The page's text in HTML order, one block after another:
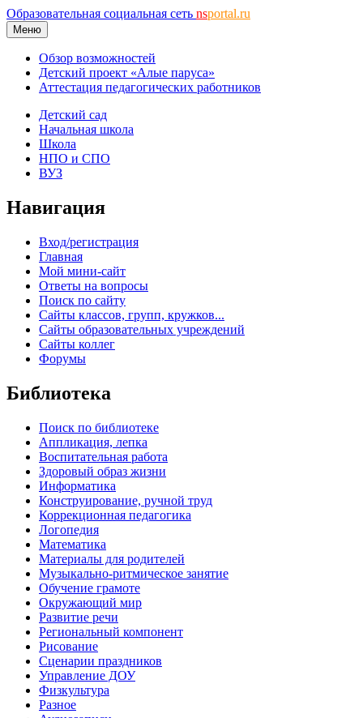
Образовательная социальная сеть nsportal.ru
Меню
Обзор возможностей
Детский проект «Алые паруса»
Аттестация педагогических работников
Детский сад
Начальная школа
Школа
НПО и СПО
ВУЗ
Навигация
Вход/регистрация
Главная
Мой мини-сайт
Ответы на вопросы
Поиск по сайту
Сайты классов, групп, кружков...
Сайты образовательных учреждений
Сайты коллег
Форумы
Библиотека
Поиск по библиотеке
Аппликация, лепка
Воспитательная работа
Здоровый образ жизни
Информатика
Конструирование, ручной труд
Коррекционная педагогика
Логопедия
Математика
Материалы для родителей
Музыкально-ритмическое занятие
Обучение грамоте
Окружающий мир
Развитие речи
Региональный компонент
Рисование
Сценарии праздников
Управление ДОУ
Физкультура
Разное